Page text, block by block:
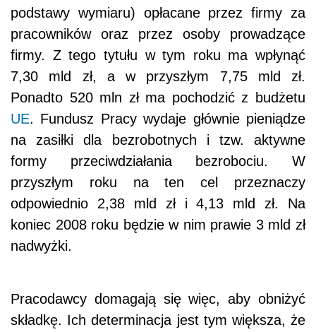
podstawy wymiaru) opłacane przez firmy za
pracowników oraz przez osoby prowadzące
firmy. Z tego tytułu w tym roku ma wpłynąć
7,30 mld zł, a w przyszłym 7,75 mld zł.
Ponadto 520 mln zł ma pochodzić z budżetu
UE. Fundusz Pracy wydaje głównie pieniądze
na zasiłki dla bezrobotnych i tzw. aktywne
formy przeciwdziałania bezrobociu. W
przyszłym roku na ten cel przeznaczy
odpowiednio 2,38 mld zł i 4,13 mld zł. Na
koniec 2008 roku będzie w nim prawie 3 mld zł
nadwyżki.
Pracodawcy domagają się więc, aby obniżyć
składkę. Ich determinacja jest tym większa, że